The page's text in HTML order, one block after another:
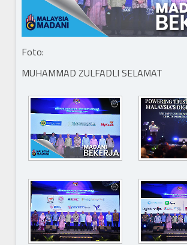
Foto:
MUHAMMAD ZULFADLI SELAMAT